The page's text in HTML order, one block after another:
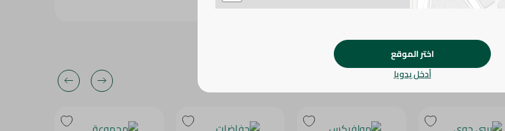
اختر الموقع
أدخل يدويا